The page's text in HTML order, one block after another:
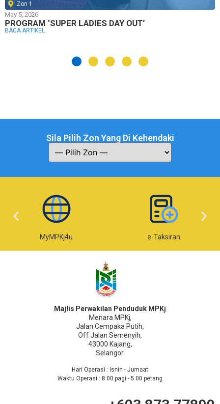
Zon 1
May 5, 2026
PROGRAM ‘SUPER LADIES DAY OUT’
BACA ARTIKEL
Sila Pilih Zon Yang Di Kehendaki
MyMPKj4u e-Taksiran
Majlis Perwakilan Penduduk MPKj
Menara MPKj,
Jalan Cempaka Putih,
Off Jalan Semenyih,
43000 Kajang,
Selangor.
Hari Operasi : Isnin - Jumaat
Waktu Operasi : 8.00 pagi - 5.00 petang